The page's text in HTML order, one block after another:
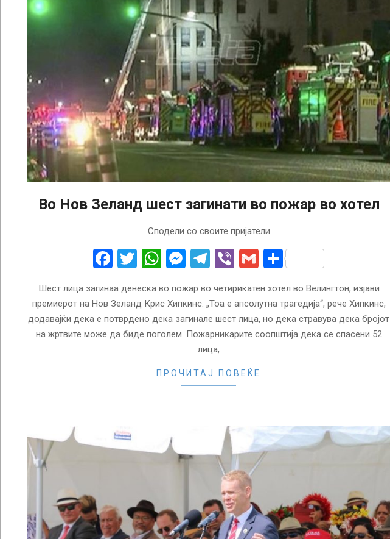
Во Нов Зеланд шест загинати во пожар во хотел
Сподели со своите пријатели
Facebook
TwitterWhatsApp
Messenger
Telegram
ViberGmailShare
Шест лица загинаа денеска во пожар во четирикатен хотел во Велингтон, изјави
премиерот на Нов Зеланд Крис Хипкинс. „Тоа е апсолутна трагедија“, рече Хипкинс,
додавајќи дека е потврдено дека загинале шест лица, но дека стравува дека бројот
на жртвите може да биде поголем. Пожарникарите соопштија дека се спасени 52
лица,
ПРОЧИТАЈ ПОВЕЌЕ